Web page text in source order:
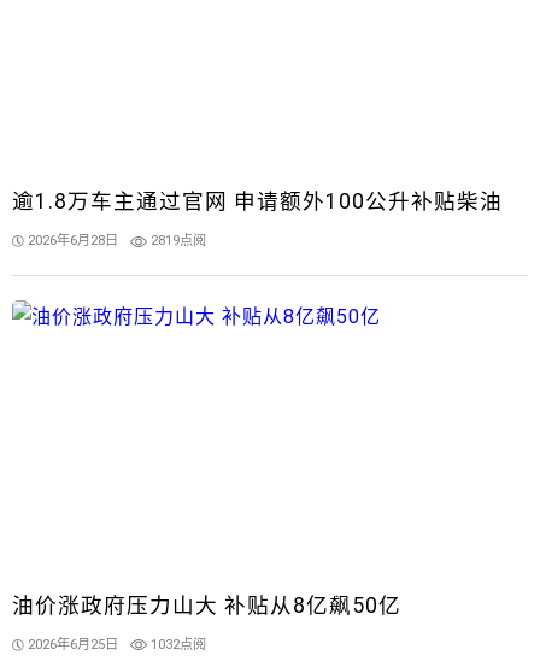
逾1.8万车主通过官网 申请额外100公升补贴柴油
2026年6月28日 2819点阅
油价涨政府压力山大 补贴从8亿飙50亿
2026年6月25日 1032点阅